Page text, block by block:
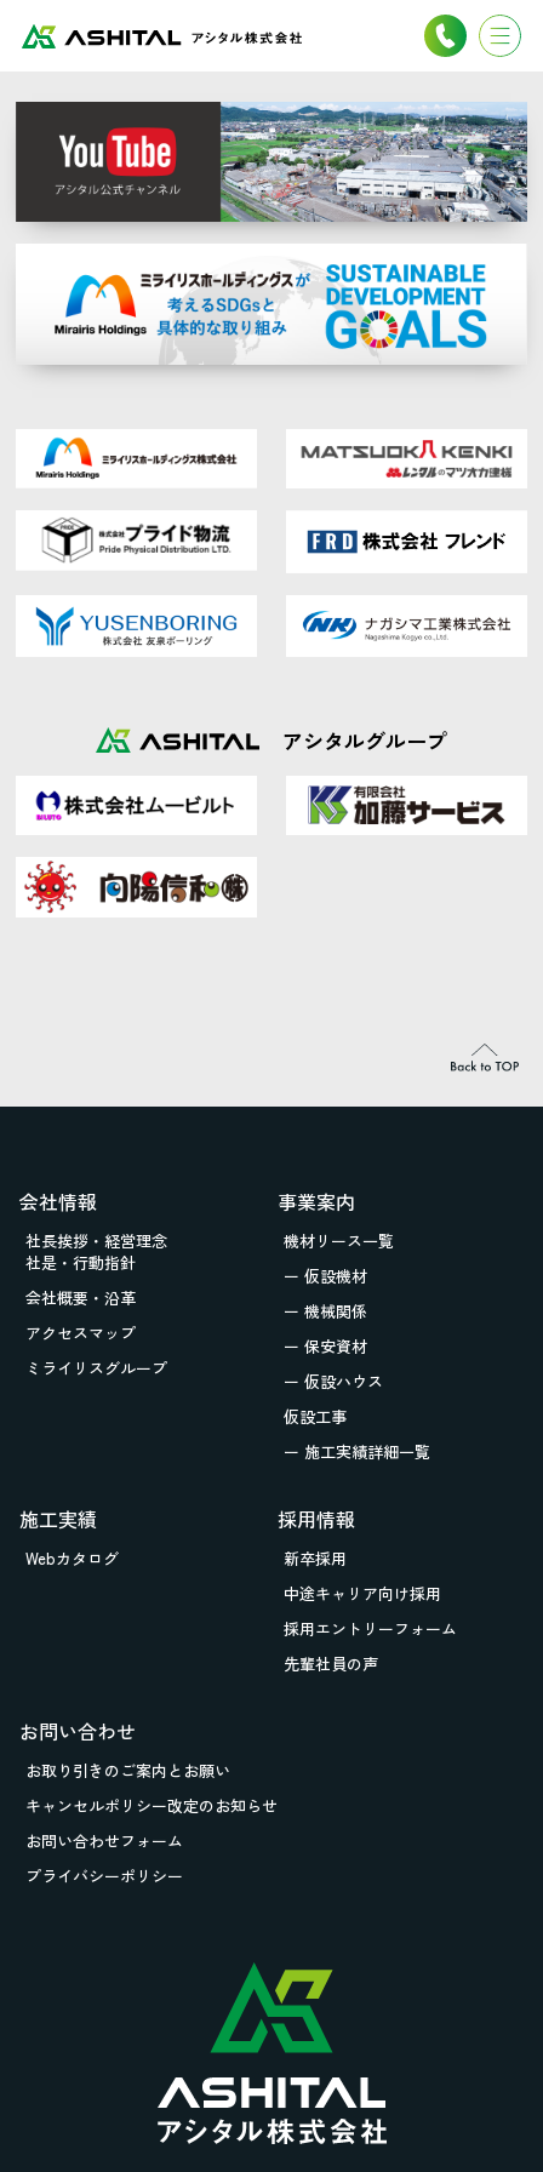
アシタルグループ
会社情報
社長挨拶・経営理念
社是・行動指針
会社概要・沿革
アクセスマップ
ミライリスグループ
事業案内
機材リース一覧
ー 仮設機材
ー 機械関係
ー 保安資材
ー 仮設ハウス
仮設工事
ー 施工実績詳細一覧
施工実績
Webカタログ
採用情報
新卒採用
中途キャリア向け採用
採用エントリーフォーム
先輩社員の声
お問い合わせ
お取り引きのご案内とお願い
キャンセルポリシー改定のお知らせ
お問い合わせフォーム
プライバシーポリシー